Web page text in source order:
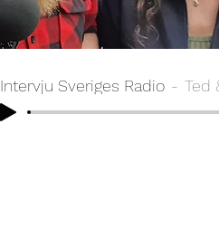
Intervju Sveriges Radio Ted